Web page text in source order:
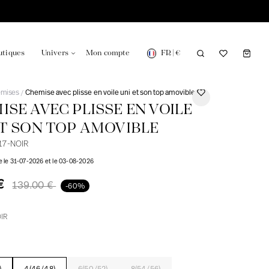
Univers
en France
Mon compte FR €
/ Chemise avec plisse en voile uni et son top amovible
AVEC PLISSE EN VOILE
SON TOP AMOVIBLE
NOIR
le 31-07-2026 et le 03-08-2026
139.00 € -60%